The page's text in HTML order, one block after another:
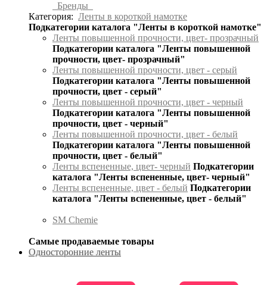
Бренды
Категория: Ленты в короткой намотке
Подкатегории каталога "Ленты в короткой намотке"
Ленты повышенной прочности, цвет- прозрачный
Подкатегории каталога "Ленты повышенной
прочности, цвет- прозрачный"
Ленты повышенной прочности, цвет - серый
Подкатегории каталога "Ленты повышенной
прочности, цвет - серый"
Ленты повышенной прочности, цвет - черный
Подкатегории каталога "Ленты повышенной
прочности, цвет - черный"
Ленты повышенной прочности, цвет - белый
Подкатегории каталога "Ленты повышенной
прочности, цвет - белый"
Ленты вспененные, цвет- черный Подкатегории
каталога "Ленты вспененные, цвет- черный"
Ленты вспененные, цвет - белый Подкатегории
каталога "Ленты вспененные, цвет - белый"
SM Chemie
Самые продаваемые товары
Односторонние ленты